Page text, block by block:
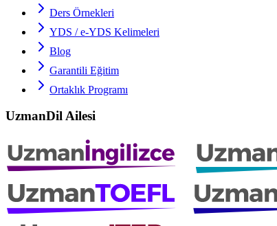
Ders Örnekleri
YDS / e-YDS Kelimeleri
Blog
Garantili Eğitim
Ortaklık Programı
UzmanDil Ailesi